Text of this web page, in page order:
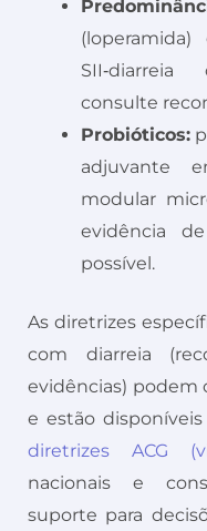
consulte
Probióticos:
adjuvante
modular
evidência
possível.
As diretrizes
com diarreia
evidências) podem
e estão
diretrizes ACG
nacionais e
suporte para